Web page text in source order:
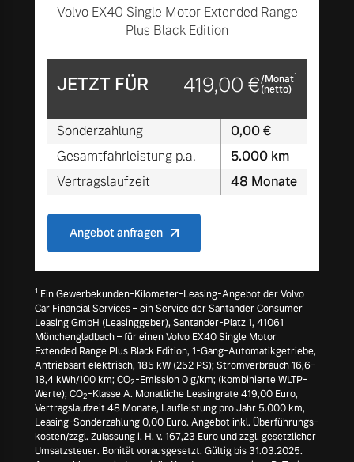
Volvo EX40 Single Motor Extended Range
Plus Black Edition
JETZT FÜR 419,00 €/Monat1
(netto)
Sonderzahlung
0,00 €
Gesamtfahrleistung p.a.
5.000 km
Vertragslaufzeit
48 Monate
Angebot anfragen
1 Ein Gewerbekunden-Kilometer-Leasing-Angebot der Volvo
Car Financial Services – ein Service der Santander Consumer
Leasing GmbH (Leasinggeber), Santander-Platz 1, 41061
Mönchengladbach – für einen Volvo EX40 Single Motor
Extended Range Plus Black Edition, 1-Gang-Automatikgetriebe,
Antriebsart elektrisch, 185 kW (252 PS); Stromverbrauch 16,6–
18,4 kWh/100 km; CO2-Emission 0 g/km; (kombinierte WLTP-
Werte); CO2-Klasse A. Monatliche Leasingrate 419,00 Euro,
Vertragslaufzeit 48 Monate, Laufleistung pro Jahr 5.000 km,
Leasing-Sonderzahlung 0,00 Euro. Angebot inkl. Überführungs-
kosten/zzgl. Zulassung i. H. v. 167,23 Euro und zzgl. gesetzlicher
Umsatzsteuer. Bonität vorausgesetzt. Gültig bis 31.03.2025.